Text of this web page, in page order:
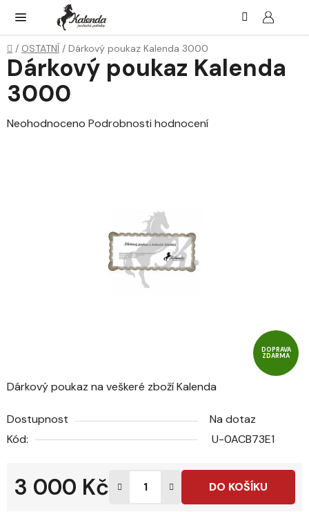
obsah
Domů
/ OSTATNÍ / Dárkový poukaz Kalenda 3000
Dárkový poukaz na veškeré zboží Kalenda
Dostupnost
Na dotaz
Kód:
U-0ACB73E1
3 000 Kč DO KOŠÍKU
Dárkový poukaz Kalenda
3000
Průměrné
Neohodnoceno Podrobnosti hodnocení
DOPRAVA
ZDARMA